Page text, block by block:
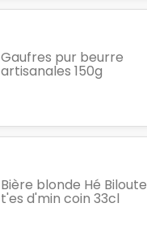
Gaufres pur beurre
artisanales 150g
Bière blonde Hé Biloute
t'es d'min coin 33cl